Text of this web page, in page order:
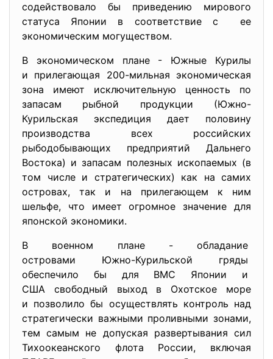
содействовало бы приведению мирового
статуса Японии в соответствие с ее
экономическим могуществом.
В экономическом плане - Южные Курилы
и прилегающая 200-мильная экономическая
зона имеют исключительную ценность по
запасам рыбной продукции (Южно-
Курильская экспедиция дает половину
производства всех российских
рыбодобывающих предприятий Дальнего
Востока) и запасам полезных ископаемых (в
том числе и стратегических) как на самих
островах, так и на прилегающем к ним
шельфе, что имеет огромное значение для
японской экономики.
В военном плане - обладание
островами Южно-Курильской гряды
обеспечило бы для ВМС Японии и
США свободный выход в Охотское море
и позволило бы осуществлять контроль над
стратегически важными проливными зонами,
тем самым не допуская развертывания сил
Тихоокеанского флота России, включая